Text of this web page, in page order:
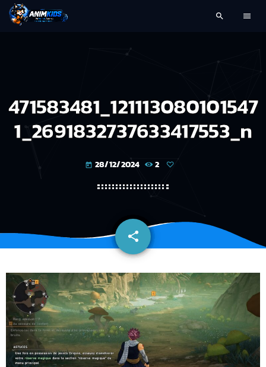
search menu
471583481_121113080101547
1_2691832737633417553_n
today 28/12/2024 2
share
email